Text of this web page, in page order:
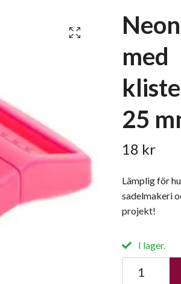
med
25
18 kr
Lämplig för
sadelmakeri
projekt!
I lager.